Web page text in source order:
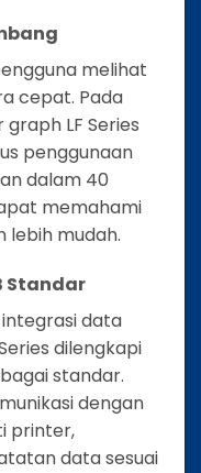
melihat
cepat. Pada
LF Series
penggunaan
dalam 40
memahami
lebih mudah.
Standar
data
dilengkapi
standar.
dengan
printer,
data sesuai